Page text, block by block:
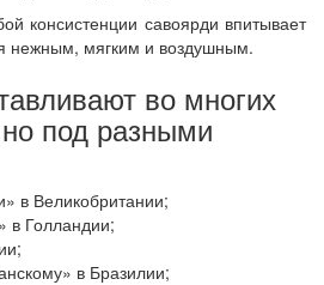
консистенции савоярди впитывает
нежным, мягким и воздушным.
во многих
под разными
в Великобритании;
в Голландии;
в Бразилии;